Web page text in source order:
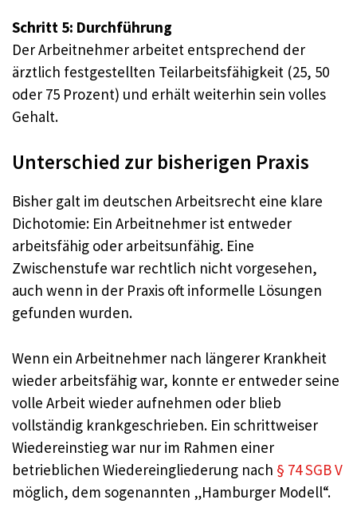
Schritt 5: Durchführung
Der Arbeitnehmer arbeitet entsprechend der
ärztlich festgestellten Teilarbeitsfähigkeit (25, 50
oder 75 Prozent) und erhält weiterhin sein volles
Gehalt.
Unterschied zur bisherigen Praxis
Bisher galt im deutschen Arbeitsrecht eine klare
Dichotomie: Ein Arbeitnehmer ist entweder
arbeitsfähig oder arbeitsunfähig. Eine
Zwischenstufe war rechtlich nicht vorgesehen,
auch wenn in der Praxis oft informelle Lösungen
gefunden wurden.
Wenn ein Arbeitnehmer nach längerer Krankheit
wieder arbeitsfähig war, konnte er entweder seine
volle Arbeit wieder aufnehmen oder blieb
vollständig krankgeschrieben. Ein schrittweiser
Wiedereinstieg war nur im Rahmen einer
betrieblichen Wiedereingliederung nach § 74 SGB V
möglich, dem sogenannten „Hamburger Modell“.